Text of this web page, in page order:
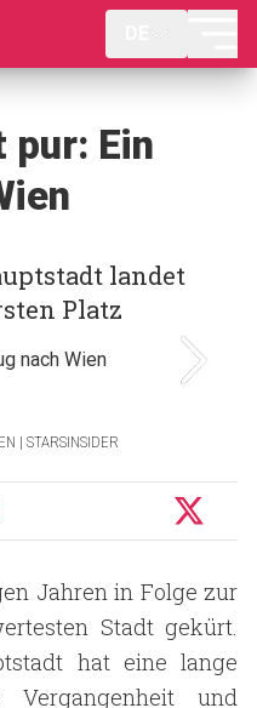
pur: Ein
landet
Platz
| STARSINSIDER
Jahren in Folge zur
Stadt gekürt.
hat eine lange
Vergangenheit und